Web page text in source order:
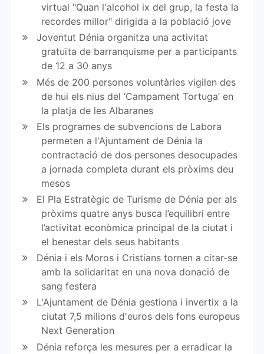
bo
ok
er
virtual "Quan l'alcohol ix del grup, la festa la
recordes millor" dirigida a la població jove
Joventut Dénia organitza una activitat
gratuïta de barranquisme per a participants
de 12 a 30 anys
Més de 200 persones voluntàries vigilen des
de hui els nius del ‘Campament Tortuga’ en
la platja de les Albaranes
Els programes de subvencions de Labora
permeten a l'Ajuntament de Dénia la
contractació de dos persones desocupades
a jornada completa durant els pròxims deu
mesos
El Pla Estratègic de Turisme de Dénia per als
pròxims quatre anys busca l’equilibri entre
l’activitat econòmica principal de la ciutat i
el benestar dels seus habitants
Dénia i els Moros i Cristians tornen a citar-se
amb la solidaritat en una nova donació de
sang festera
L'Ajuntament de Dénia gestiona i invertix a la
ciutat 7,5 milions d'euros dels fons europeus
Next Generation
Dénia reforça les mesures per a erradicar la